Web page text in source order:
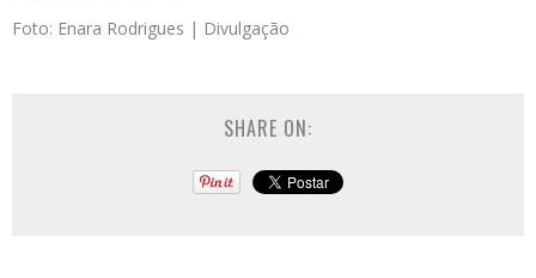
Foto: Enara Rodrigues | Divulgação
SHARE ON: